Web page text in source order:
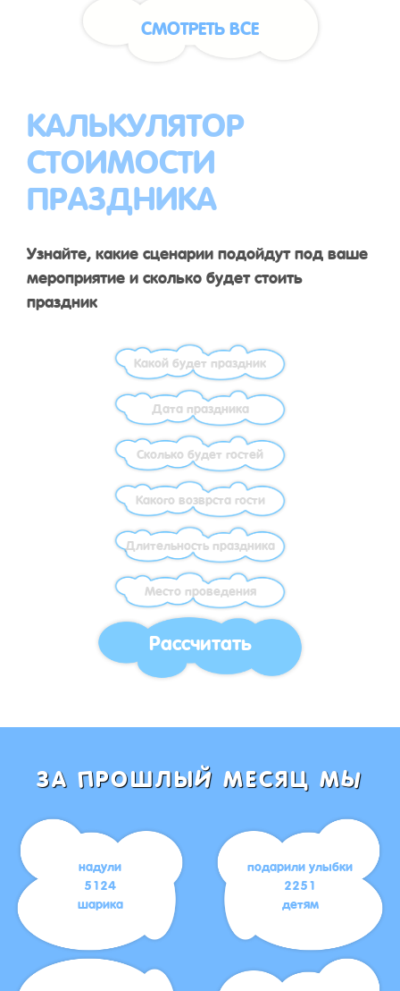
СМОТРЕТЬ ВСЕ
КАЛЬКУЛЯТОР
СТОИМОСТИ
ПРАЗДНИКА
Узнайте, какие сценарии подойдут под ваше
мероприятие и сколько будет стоить
праздник
Рассчитать
ЗА ПРОШЛЫЙ МЕСЯЦ МЫ
надули
5124
шарика
подарили улыбки
2251
детям